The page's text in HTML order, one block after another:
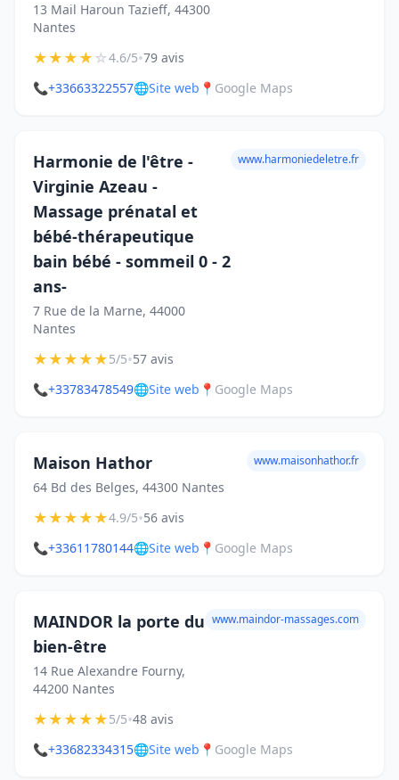
13 Mail Haroun Tazieff, 44300
Nantes
★★★★☆4.6/5•79 avis
📞+33663322557🌐Site web 📍 Google Maps
Harmonie de l'être -
Virginie Azeau -
Massage prénatal et
bébé-thérapeutique
bain bébé - sommeil 0 - 2
ans-
7 Rue de la Marne, 44000
Nantes
www.harmoniedeletre.fr
★★★★★5/5•57 avis
📞+33783478549🌐Site web 📍 Google Maps
Maison Hathor
64 Bd des Belges, 44300 Nantes
www.maisonhathor.fr
★★★★★4.9/5•56 avis
📞+33611780144🌐Site web 📍 Google Maps
MAINDOR la porte du
bien-être
14 Rue Alexandre Fourny,
44200 Nantes
www.maindor-massages.com
★★★★★5/5•48 avis
📞+33682334315🌐Site web 📍 Google Maps